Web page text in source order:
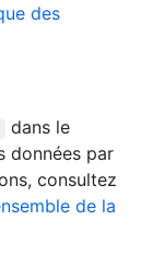
des
dans le
données par
consultez
de la